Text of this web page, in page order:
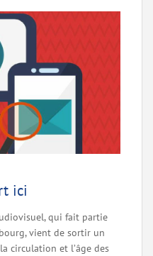
ici
qui fait partie
vient de sortir un
circulation et l’âge des